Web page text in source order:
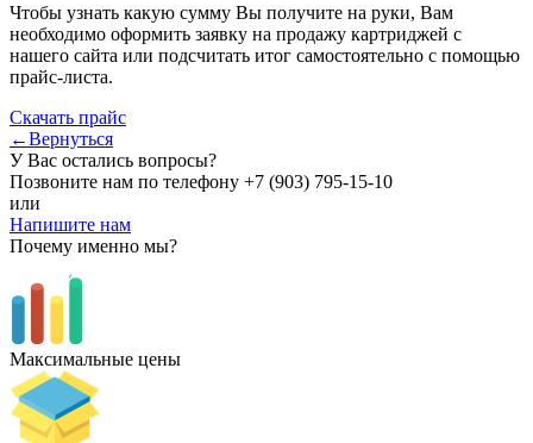
Чтобы узнать какую сумму Вы получите на руки, Вам
необходимо оформить заявку на продажу картриджей с
нашего сайта или подсчитать итог самостоятельно с помощью
прайс-листа.
Скачать прайс
←Вернуться
У Вас остались вопросы?
Позвоните нам по телефону +7 (903) 795-15-10
или
Напишите нам
Почему именно мы?
Максимальные цены